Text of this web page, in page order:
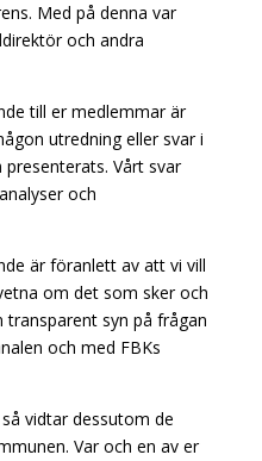
Med på denna var
och andra
till er medlemmar är
utredning eller svar i
Vårt svar
och
är föranlett av att vi vill
om det som sker och
syn på frågan
och med FBKs
vidtar dessutom de
Var och en av er